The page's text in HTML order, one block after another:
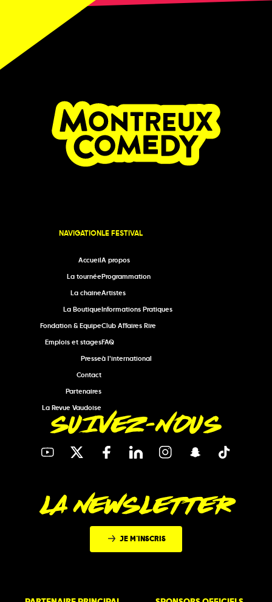
NAVIGATION
Accueil
La tournée
La chaine
La Boutique
Fondation & Equipe
Emplois et stages
Presse
Contact
Partenaires
La Revue Vaudoise
LE FESTIVAL
A propos
Programmation
Artistes
Informations Pratiques
Club Affaires Rire
FAQ
à l'international
SUIVEZ-NOUS
LA NEWSLETTER
JE M'INSCRIS